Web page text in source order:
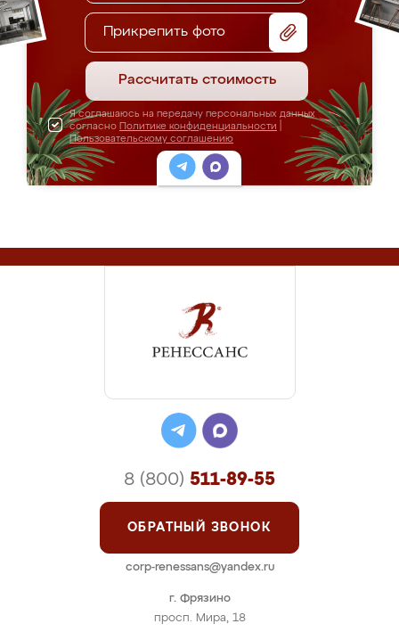
Прикрепить фото
Рассчитать стоимость
Я соглашаюсь на передачу персональных данных
согласно Политике конфиденциальности
Пользовательскому соглашению
г. Фрязино
просп. Мира, 18
8 (800) 511-89-55
ОБРАТНЫЙ ЗВОНОК
corp-renessans@yandex.ru